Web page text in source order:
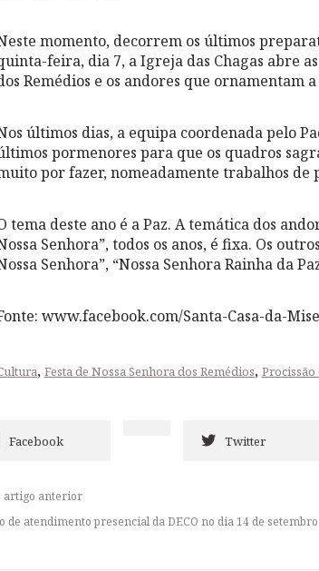
momento, decorrem os últimos
feira, dia 7, a Igreja das Chagas abre
Remédios e os andores que ornamentam
últimos dias, a equipa coordenada pelo
pormenores para que os quadros
por fazer, nomeadamente trabalhos
tema deste ano é a Paz. A temática dos
Senhora”, todos os anos, é fixa. Os
Senhora”, “Nossa Senhora Rainha da
www.facebook.com/Santa-Casa-da-
, Festa de Nossa Senhora dos Remédios,
Facebook Twitter
artigo anterior
de atendimento presencial da DECO no dia 14 de setembro